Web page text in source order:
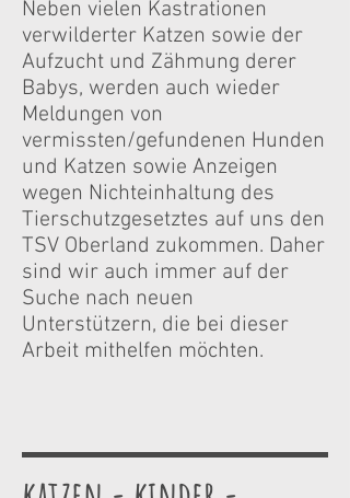
Neben vielen Kastrationen
verwilderter Katzen sowie der
Aufzucht und Zähmung derer
Babys, werden auch wieder
Meldungen von
vermissten/gefundenen Hunden
und Katzen sowie Anzeigen
wegen Nichteinhaltung des
Tierschutzgesetztes auf uns den
TSV Oberland zukommen. Daher
sind wir auch immer auf der
Suche nach neuen
Unterstützern, die bei dieser
Arbeit mithelfen möchten.